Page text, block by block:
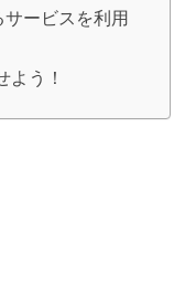
ービスを利用
よう！